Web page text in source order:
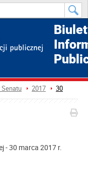
Senatu 2017 30
- 30 marca 2017 r.